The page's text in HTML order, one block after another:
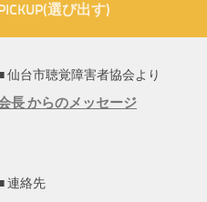
選び出す)
仙台市聴覚障害者協会より
長 からのメッセージ
連絡先